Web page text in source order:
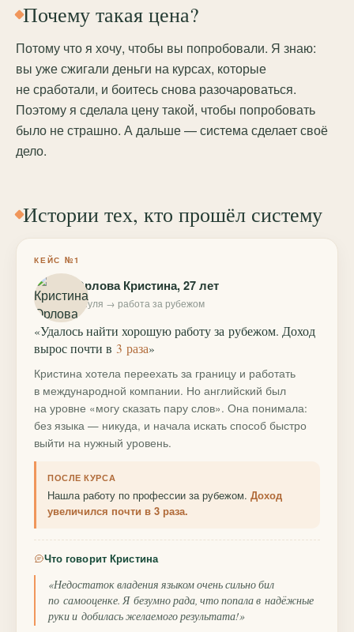
Почему такая цена?
Потому что я хочу, чтобы вы попробовали. Я знаю:
вы уже сжигали деньги на курсах, которые
не сработали, и боитесь снова разочароваться.
Поэтому я сделала цену такой, чтобы попробовать
было не страшно. А дальше — система сделает своё
дело.
Истории тех, кто прошёл систему
КЕЙС №1
Орлова Кристина, 27 лет
с нуля → работа за рубежом
«Удалось найти хорошую работу за рубежом. Доход
вырос почти в 3 раза»
Кристина хотела переехать за границу и работать
в международной компании. Но английский был
на уровне «могу сказать пару слов». Она понимала:
без языка — никуда, и начала искать способ быстро
выйти на нужный уровень.
ПОСЛЕ КУРСА
Нашла работу по профессии за рубежом. Доход
увеличился почти в 3 раза.
Что говорит Кристина
«Недостаток владения языком очень сильно бил
по самооценке. Я безумно рада, что попала в надёжные
руки и добилась желаемого результата!»